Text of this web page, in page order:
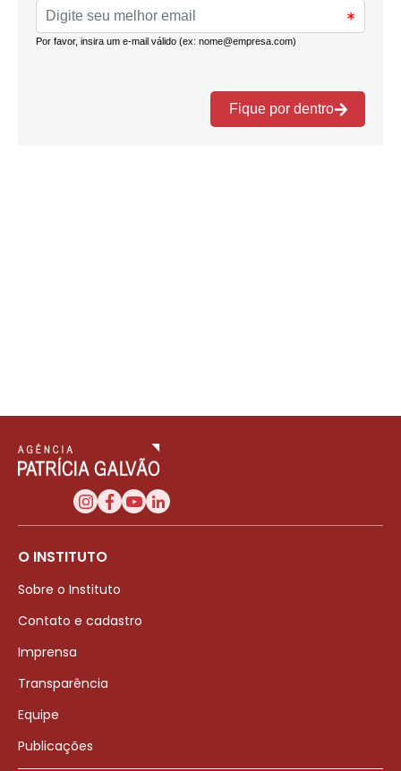
O INSTITUTO
Sobre o Instituto
Contato e cadastro
Imprensa
Transparência
Equipe
Publicações